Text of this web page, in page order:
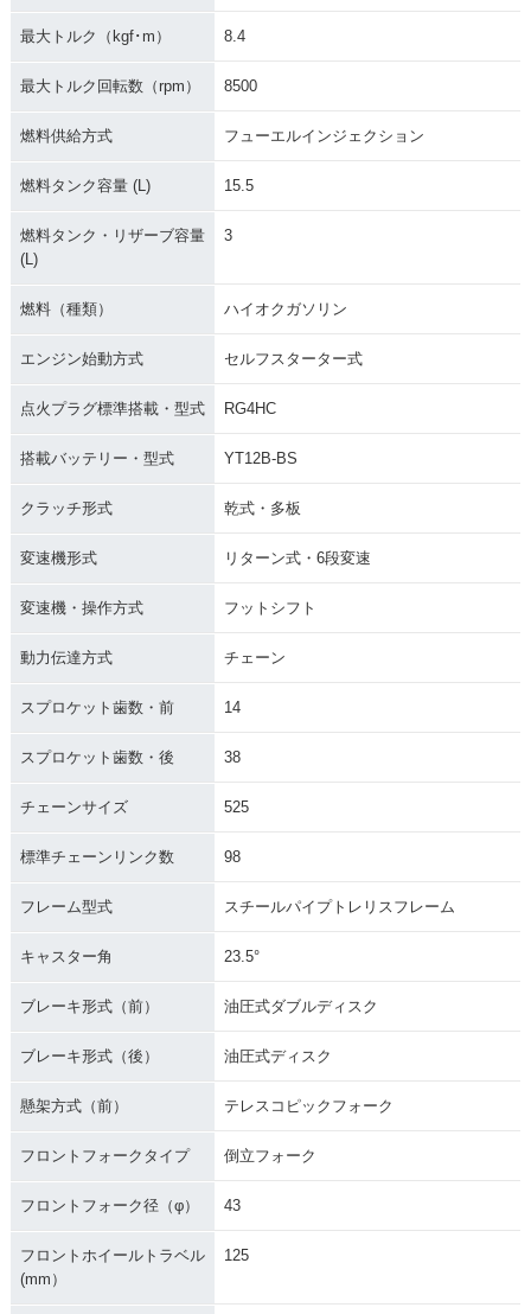
最大トルク（kgf･m） 8.4
最大トルク回転数（rpm） 8500
燃料供給方式 フューエルインジェクション
燃料タンク容量 (L) 15.5
燃料タンク・リザーブ容量
(L)
3
燃料（種類） ハイオクガソリン
エンジン始動方式 セルフスターター式
点火プラグ標準搭載・型式 RG4HC
搭載バッテリー・型式 YT12B-BS
クラッチ形式 乾式・多板
変速機形式 リターン式・6段変速
変速機・操作方式 フットシフト
動力伝達方式 チェーン
スプロケット歯数・前 14
スプロケット歯数・後 38
チェーンサイズ 525
標準チェーンリンク数 98
フレーム型式 スチールパイプトレリスフレーム
キャスター角 23.5°
ブレーキ形式（前） 油圧式ダブルディスク
ブレーキ形式（後） 油圧式ディスク
懸架方式（前） テレスコピックフォーク
フロントフォークタイプ 倒立フォーク
フロントフォーク径（φ） 43
フロントホイールトラベル
(mm）
125